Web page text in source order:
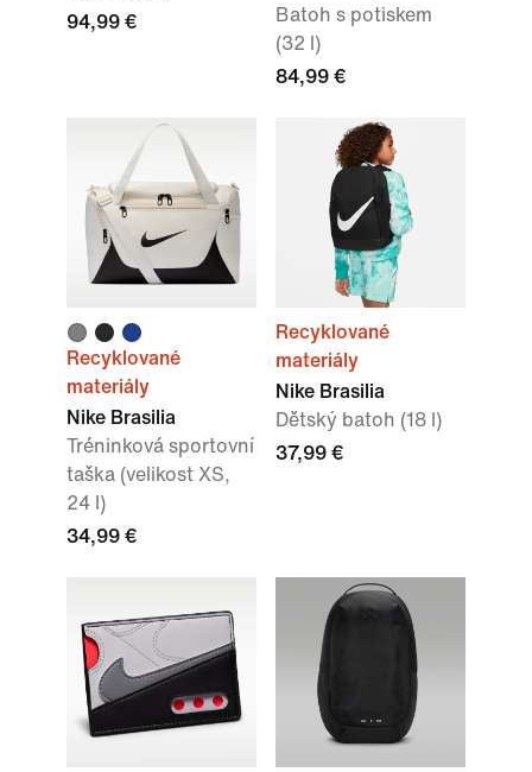
94,99 €
Batoh s potiskem
(32 l)
84,99 €
Recyklované
materiály
Nike Brasilia
Tréninková sportovní
taška (velikost XS,
24 l)
34,99 €
Recyklované
materiály
Nike Brasilia
Dětský batoh (18 l)
37,99 €